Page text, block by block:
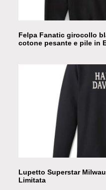
Felpa Fanatic girocollo
cotone pesante e pile in
Lupetto Superstar
Limitata